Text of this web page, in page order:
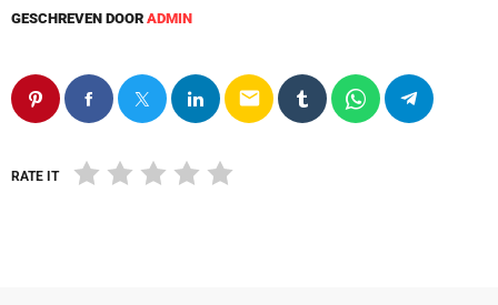
GESCHREVEN DOOR ADMIN
email
RATE IT